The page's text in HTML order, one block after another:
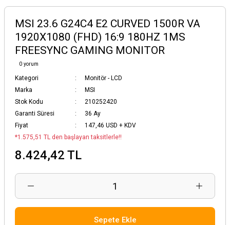
MSI 23.6 G24C4 E2 CURVED 1500R VA
1920X1080 (FHD) 16:9 180HZ 1MS
FREESYNC GAMING MONITOR
0 yorum
Kategori
Monitör - LCD
Marka
MSI
Stok Kodu
210252420
Garanti Süresi
36 Ay
Fiyat
147,46 USD + KDV
*1.575,51 TL den başlayan taksitlerle!!
8.424,42 TL
Sepete Ekle